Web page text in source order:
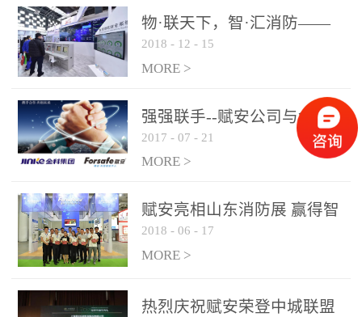
力和闲难，同时也将造成
巨大的经济损失和社会影
响，基至还会造成人员伤
亡。图像型火灾探测器正
是针对这种高大空间建筑
物的消防设施、设备通过
现场图像的实时获取、预
处理和特征提取分析，实
现火焰的跟踪和识别。能
更早的进行预警，达到早
报早防的效果。 系统构
成示意图： 图像型火灾
和监控端两大部分组成。
物·联天下，智·汇消防——
赋安F&S 2018上海消防展圆
满落幕
2018 - 12 - 15
MORE >
强强联手--赋安公司与金科
集团达成战略合作协议
2017 - 07 - 21
MORE >
赋安亮相山东消防展 赢得智
慧消防新荣耀
2018 - 06 - 17
MORE >
热烈庆祝赋安荣登中城联盟